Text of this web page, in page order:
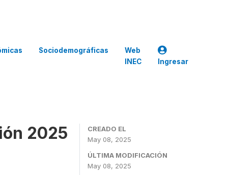
Sociodemográficas
Web
INEC
Ingresar
2025
CREADO EL
May 08, 2025
ÚLTIMA MODIFICACIÓN
May 08, 2025